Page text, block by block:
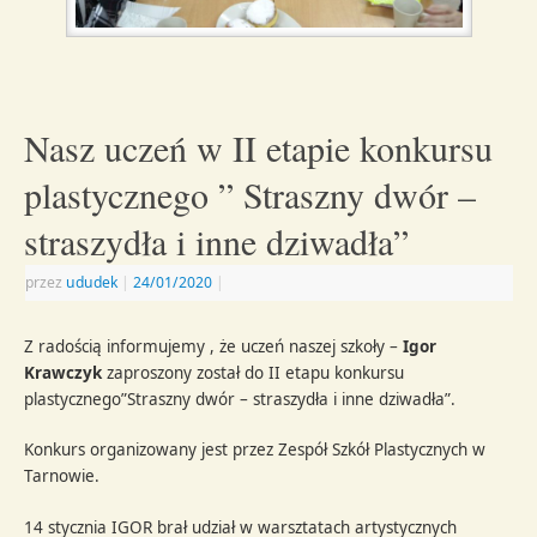
Nasz uczeń w II etapie konkursu
plastycznego ” Straszny dwór –
straszydła i inne dziwadła”
przez ududek | 24/01/2020 |
Z radością informujemy , że uczeń naszej szkoły – Igor
Krawczyk zaproszony został do II etapu konkursu
plastycznego”Straszny dwór – straszydła i inne dziwadła”.
Konkurs organizowany jest przez Zespół Szkół Plastycznych w
Tarnowie.
14 stycznia IGOR brał udział w warsztatach artystycznych